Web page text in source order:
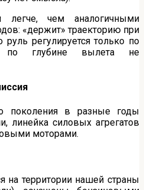
легче, чем аналогичными
«держит» траекторию при
регулируется только по
по глубине вылета не
поколения в разные годы
линейка силовых агрегатов
моторами.
на территории нашей страны